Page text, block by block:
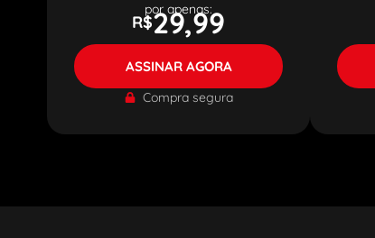
por apenas:
R$29,99
ASSINAR AGORA
Compra segura